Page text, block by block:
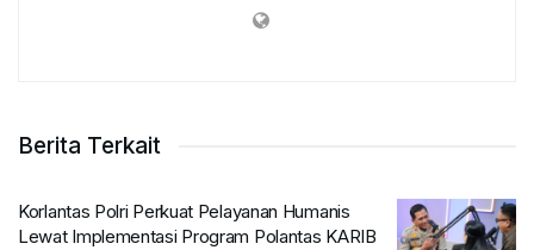
Berita Terkait
Korlantas Polri Perkuat Pelayanan Humanis
Lewat Implementasi Program Polantas KARIB